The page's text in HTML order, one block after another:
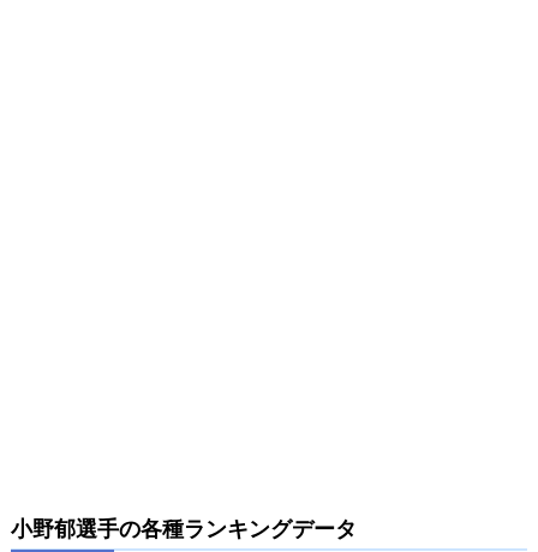
小野郁選手の各種ランキングデータ